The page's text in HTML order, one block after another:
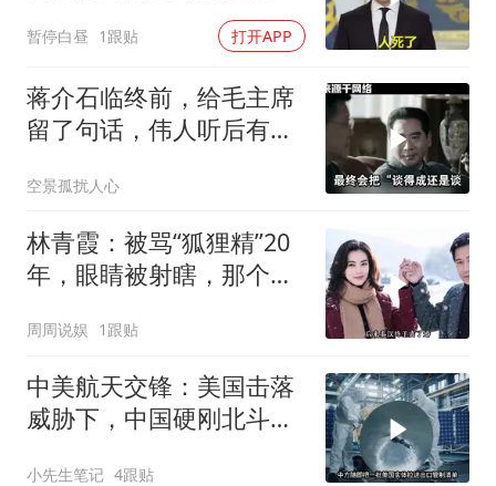
暂停白昼 1跟贴 打开APP
蒋介石临终前，给毛主席
留了句话，伟人听后有什
空景孤扰人心
林青霞：被骂“狐狸精”20
年，眼睛被射瞎，那个男
钱？”
周周说娱 1跟贴
中美航天交锋：美国击落
威胁下，中国硬刚北斗升
小先生笔记 4跟贴